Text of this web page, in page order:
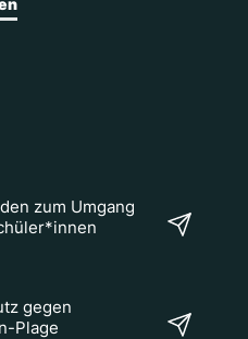
zum Umgang
gegen
Plage